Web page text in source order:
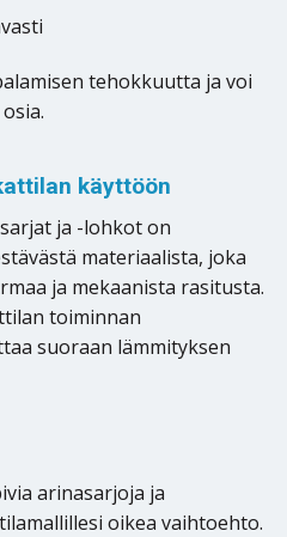
tehokkuutta ja voi
käyttöön
ja -lohkot on
materiaalista, joka
ja mekaanista rasitusta.
toiminnan
suoraan lämmityksen
arinasarjoja ja
oikea vaihtoehto.